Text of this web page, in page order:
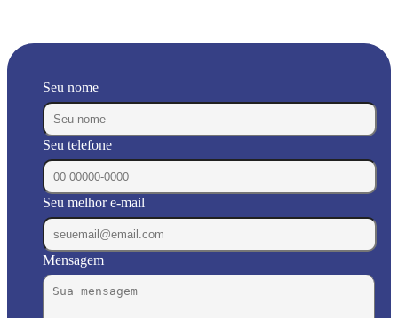
Seu nome
Seu telefone
Seu melhor e-mail
Mensagem